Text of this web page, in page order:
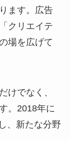
ます。広告
クリエイテ
場を広げて
けでなく、
。2018年に
、新たな分野